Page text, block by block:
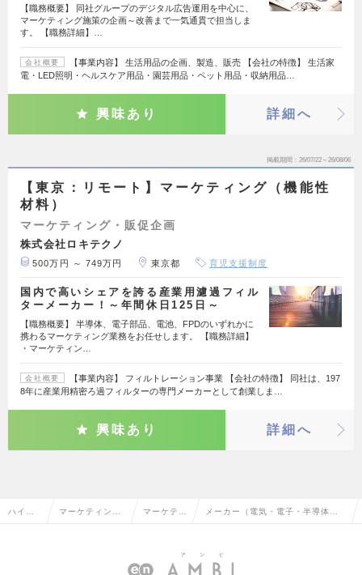
【職務概要】 同社グループのデジタル広告運用を中心に、
マーケティング施策の企画～改善まで一気通貫で担当しま
す。 【職務詳細】…
会社概要
【事業内容】 生活用品の企画、製造、販売 【会社の特徴】 生活家
電・LED照明・ヘルスケア用品・園芸用品・ペット用品・収納用品…
興味あり 詳細へ
掲載期間 26/07/22～26/08/06
【東京：リモート】マーケティング（機能性
材料）
マーケティング・販促企画
株式会社ロキテクノ
500万円 ～ 749万円 東京都 育児支援制度
国内で高いシェアを誇る産業用濾過フィル
ターメーカー！～年間休日125日～
【職務概要】 半導体、電子部品、電池、FPDのいずれかに
携わるマーケティング業務をお任せします。 【職務詳細】
・マーケティン…
会社概要
【事業内容】 フィルトレーション事業 【会社の特徴】 同社は、197
8年に産業用精密ろ過フィルターの専門メーカーとして創業しま…
興味あり 詳細へ
ハイク マーケティン マーケティ
企画
メーカー（電気・電子・半導体）
職・求人情報一覧